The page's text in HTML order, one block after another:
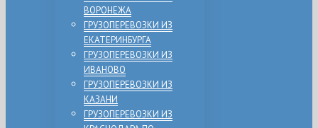
ВОРОНЕЖА
ГРУЗОПЕРЕВОЗКИ ИЗ
ЕКАТЕРИНБУРГА
ГРУЗОПЕРЕВОЗКИ ИЗ
ИВАНОВО
ГРУЗОПЕРЕВОЗКИ ИЗ
КАЗАНИ
ГРУЗОПЕРЕВОЗКИ ИЗ